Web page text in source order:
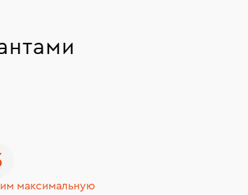
максимальную